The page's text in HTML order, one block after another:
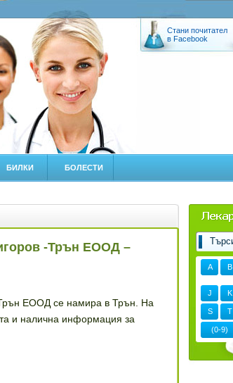
Стани почитател
в Facebook
БИЛКИ БОЛЕСТИ
-Трън ЕООД –
ЕООД се намира в Трън. На
и налична информация за
A B
J K
S T
(0-9)